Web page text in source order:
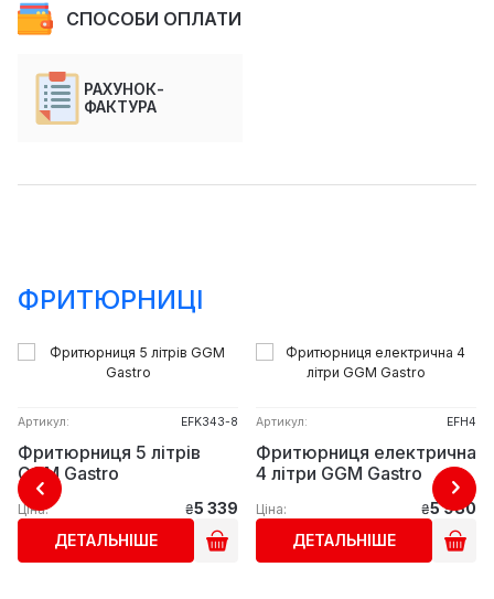
СПОСОБИ ОПЛАТИ
РАХУНОК-
ФАКТУРА
ФРИТЮРНИЦІ
Артикул: EFK343-8
Фритюрниця 5 літрів
GGM Gastro
Ціна: ₴5 339
ДЕТАЛЬНІШЕ
Артикул: EFH4
Фритюрниця електрична
4 літри GGM Gastro
Ціна: ₴5 980
ДЕТАЛЬНІШЕ